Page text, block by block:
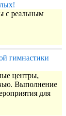
с реальным
гимнастики
центры,
Выполнение
для